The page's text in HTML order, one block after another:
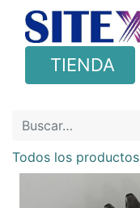
TIENDA
Todos los productos